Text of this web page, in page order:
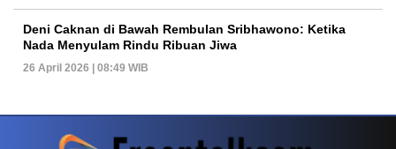
Deni Caknan di Bawah Rembulan Sribhawono: Ketika
Nada Menyulam Rindu Ribuan Jiwa
26 April 2026 | 08:49 WIB